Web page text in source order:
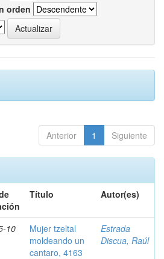
orden
Anterior 1 Siguiente
Título Autor(es)
10
Mujer tzeltal
moldeando un
cantaro, 4163
Estrada
Discua, Raúl